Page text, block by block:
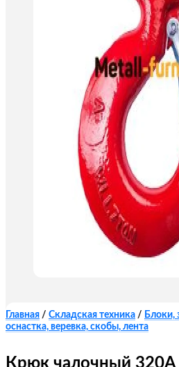
Главная / Складская техника / Блоки,
оснастка, веревка, скобы, лента
Крюк чалочный 320А